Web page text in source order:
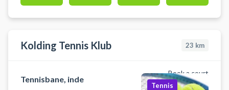
Kolding Tennis Klub 23 km
Book a court
Tennisbane, inde
Tennis